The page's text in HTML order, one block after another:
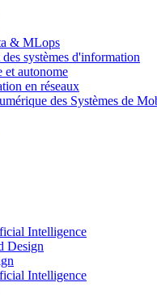
& MLops
systèmes d'information
autonome
en réseaux
des Systèmes de
Intelligence
Design
Intelligence